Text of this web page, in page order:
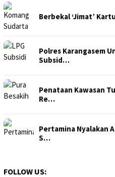
Berbekal ‘Jimat’
Polres Karangasem
Subsid…
Penataan Kawasan
Re…
Pertamina Nyalakan
S…
FOLLOW US: